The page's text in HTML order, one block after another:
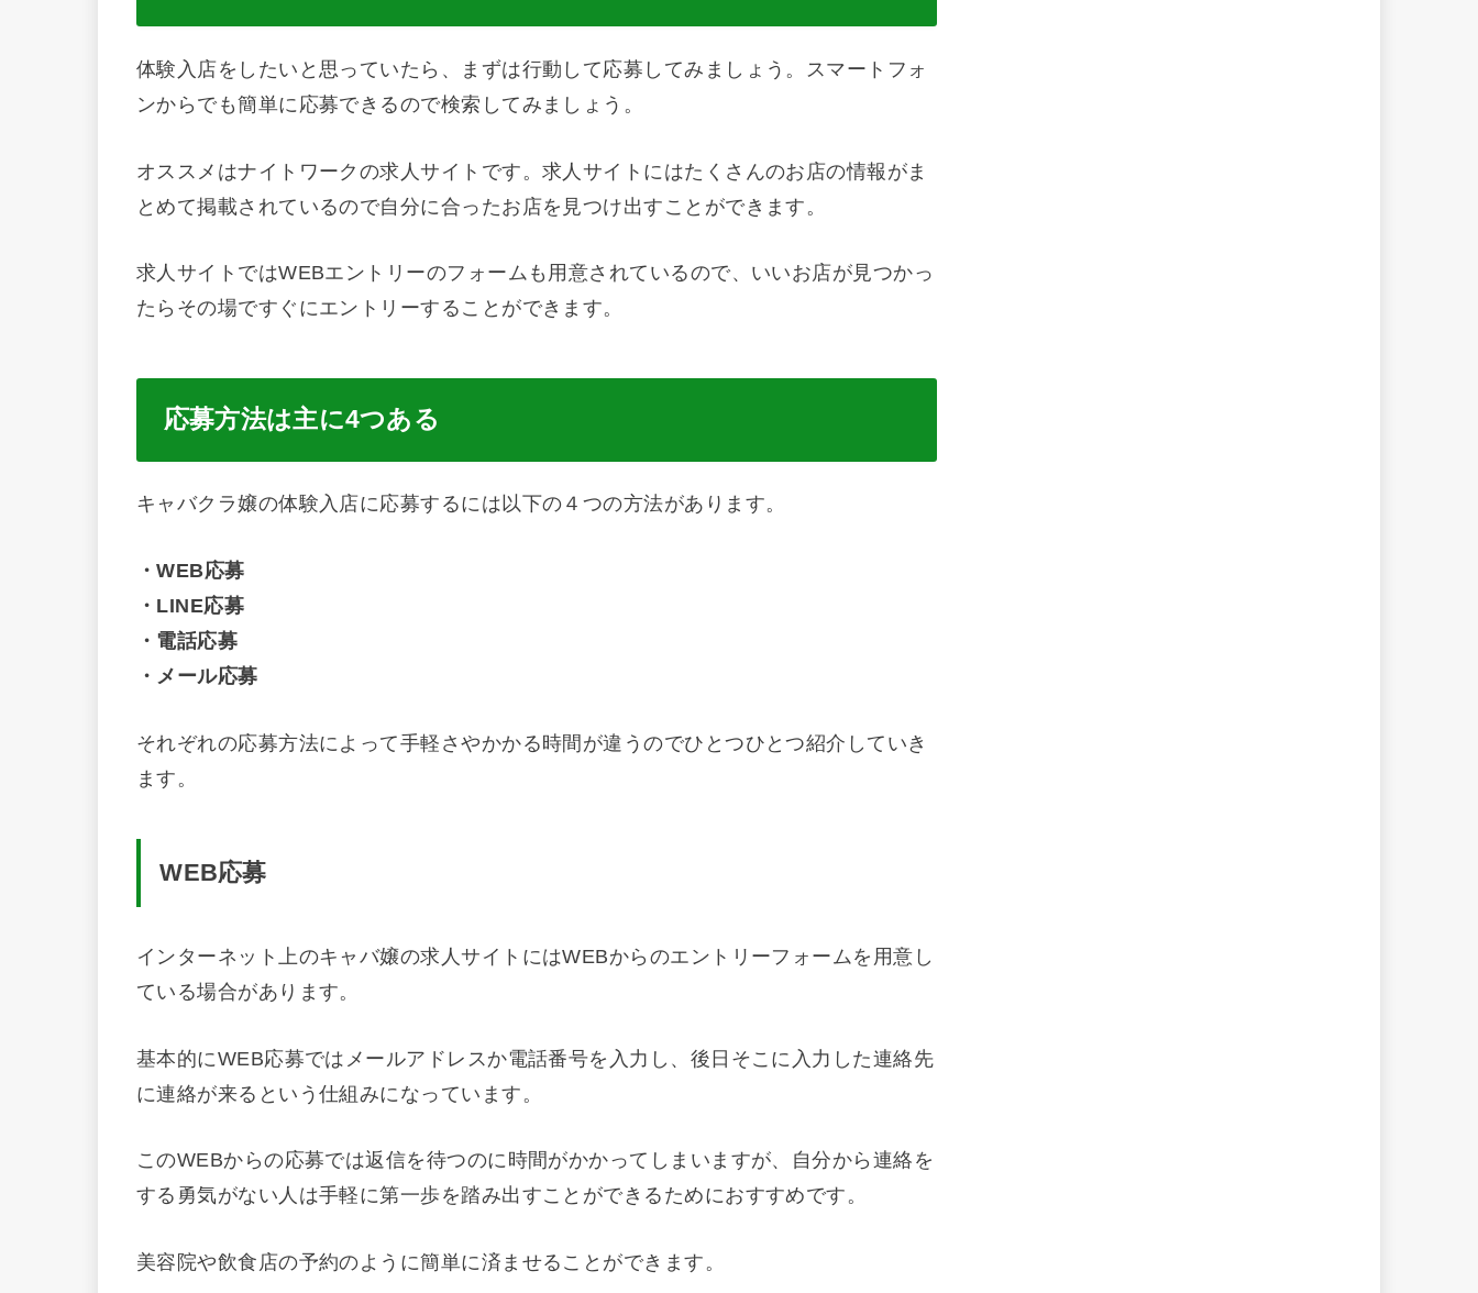
体験入店をしたいと思っていたら、まずは行動して応募してみましょう。スマートフォ
ンからでも簡単に応募できるので検索してみましょう。
オススメはナイトワークの求人サイトです。求人サイトにはたくさんのお店の情報がま
とめて掲載されているので自分に合ったお店を見つけ出すことができます。
求人サイトではWEBエントリーのフォームも用意されているので、いいお店が見つかっ
たらその場ですぐにエントリーすることができます。
応募方法は主に4つある
キャバクラ嬢の体験入店に応募するには以下の４つの方法があります。
・WEB応募
・ LINE応募
・電話応募
・メール応募
それぞれの応募方法によって手軽さやかかる時間が違うのでひとつひとつ紹介していき
ます。
WEB応募
インターネット上のキャバ嬢の求人サイトにはWEBからのエントリーフォームを用意し
ている場合があります。
基本的にWEB応募ではメールアドレスか電話番号を入力し、後日そこに入力した連絡先
に連絡が来るという仕組みになっています。
このWEBからの応募では返信を待つのに時間がかかってしまいますが、自分から連絡を
する勇気がない人は手軽に第一歩を踏み出すことができるためにおすすめです。
美容院や飲食店の予約のように簡単に済ませることができます。